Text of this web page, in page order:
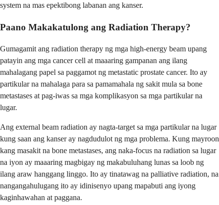
system na mas epektibong labanan ang kanser.
Paano Makakatulong ang Radiation Therapy?
Gumagamit ang radiation therapy ng mga high-energy beam upang
patayin ang mga cancer cell at maaaring gampanan ang ilang
mahalagang papel sa paggamot ng metastatic prostate cancer. Ito ay
partikular na mahalaga para sa pamamahala ng sakit mula sa bone
metastases at pag-iwas sa mga komplikasyon sa mga partikular na
lugar.
Ang external beam radiation ay nagta-target sa mga partikular na lugar
kung saan ang kanser ay nagdudulot ng mga problema. Kung mayroon
kang masakit na bone metastases, ang naka-focus na radiation sa lugar
na iyon ay maaaring magbigay ng makabuluhang lunas sa loob ng
ilang araw hanggang linggo. Ito ay tinatawag na palliative radiation, na
nangangahulugang ito ay idinisenyo upang mapabuti ang iyong
kaginhawahan at paggana.